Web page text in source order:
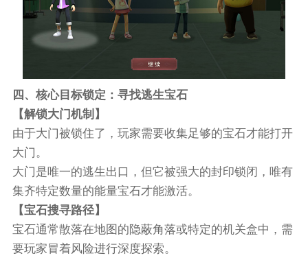
四、核心目标锁定：寻找逃生宝石
【解锁大门机制】
由于大门被锁住了，玩家需要收集足够的宝石才能打开
大门。
大门是唯一的逃生出口，但它被强大的封印锁闭，唯有
集齐特定数量的能量宝石才能激活。
【宝石搜寻路径】
宝石通常散落在地图的隐蔽角落或特定的机关盒中，需
要玩家冒着风险进行深度探索。